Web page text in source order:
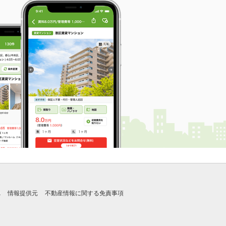
情報提供元 不動産情報に関する免責事項